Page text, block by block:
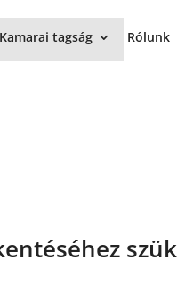
Kamarai tagság Rólunk